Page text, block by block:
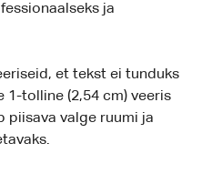
ja
et tekst ei tunduks
1-tolline (2,54 cm) veeris
piisava valge ruumi ja